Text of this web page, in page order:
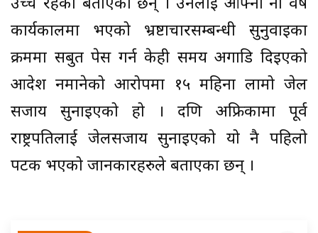
उच्च रहेको बताएकी छन् । उनलाई आफ्नो नौ वर्षे
कार्यकालमा भएको भ्रष्टाचारसम्बन्धी सुनुवाइका
क्रममा सबुत पेस गर्न केही समय अगाडि दिइएको
आदेश नमानेको आरोपमा १५ महिना लामो जेल
सजाय सुनाइएको हो । दक्षिण अफ्रिकामा पूर्व
राष्ट्रपतिलाई जेलसजाय सुनाइएको यो नै पहिलो
पटक भएको जानकारहरुले बताएका छन् ।